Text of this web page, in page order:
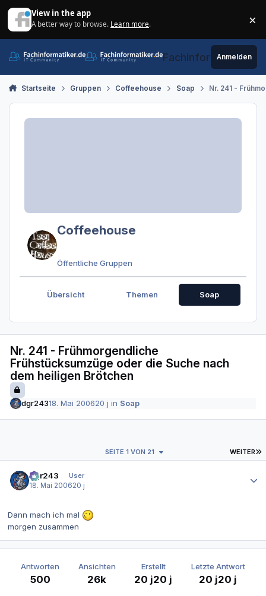
View in the app
A better way to browse. Learn more. ×
Fachinformatiker.de
Anmelden
Startseite Gruppen Coffeehouse Soap Nr. 241 -
Coffeehouse
Öffentliche Gruppen
Übersicht Themen Soap
Nr. 241 - Frühmorgendliche
Frühstücksumzüge oder die Suche nach
dem heiligen Brötchen
dgr24318. Mai 200620 j in Soap
WEITER
SEITE 1 VON 21
dgr243
User
18. Mai 200620 j
Dann mach ich mal
morgen zusammen
Antworten
500
Ansichten
26k
Erstellt
20 j20 j
Letzte Antwort
20 j20 j